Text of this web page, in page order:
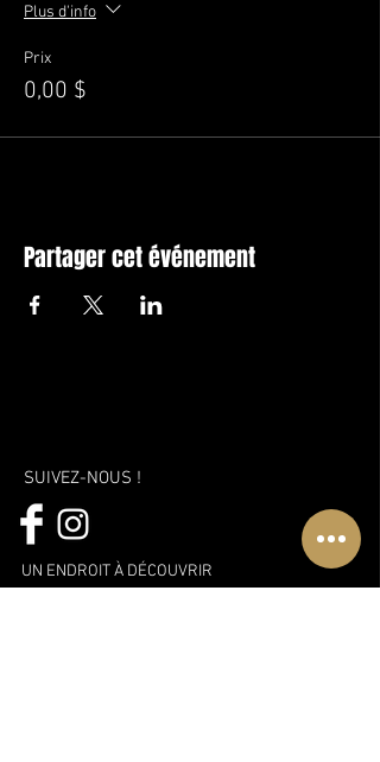
Plus d'info
Prix
0,00 $
Partager cet événement
SUIVEZ-NOUS !
UN ENDROIT À DÉCOUVRIR